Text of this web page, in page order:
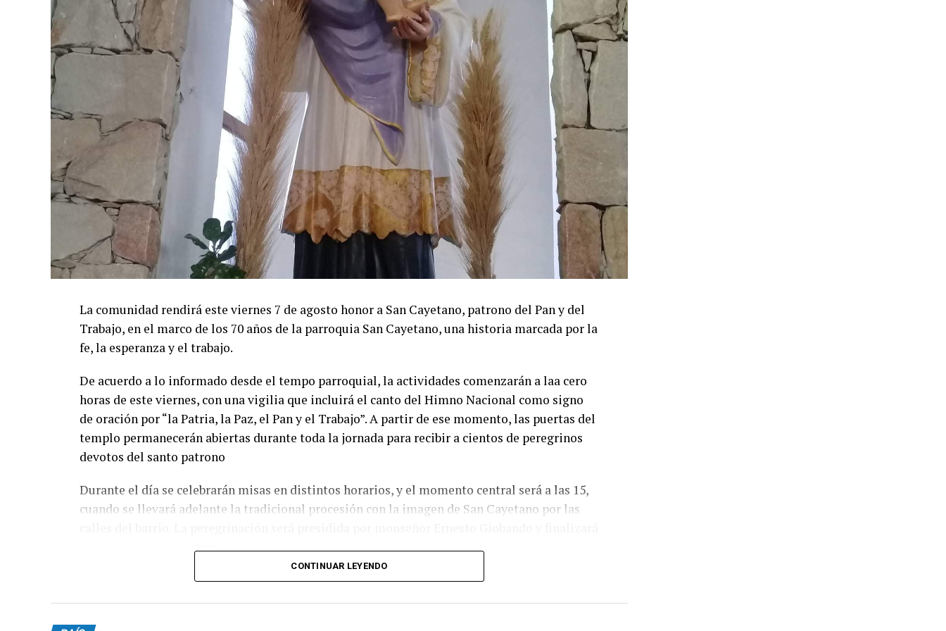
La comunidad rendirá este viernes 7 de agosto honor a San Cayetano, patrono del Pan y del
Trabajo, en el marco de los 70 años de la parroquia San Cayetano, una historia marcada por la
fe, la esperanza y el trabajo.
De acuerdo a lo informado desde el tempo parroquial, la actividades comenzarán a laa cero
horas de este viernes, con una vigilia que incluirá el canto del Himno Nacional como signo
de oración por “la Patria, la Paz, el Pan y el Trabajo”. A partir de ese momento, las puertas del
templo permanecerán abiertas durante toda la jornada para recibir a cientos de peregrinos
devotos del santo patrono
Durante el día se celebrarán misas en distintos horarios, y el momento central será a las 15,
cuando se llevará adelante la tradicional procesión con la imagen de San Cayetano por las
con la santa misa principal.
Desde la parroquia invitaron a toda la comunidad a participar de la celebración y a acercarse
con sus intenciones y pedidos. “Juntos renovemos la esperanza y pidamos la intercesión de
CONTINUAR LEYENDO